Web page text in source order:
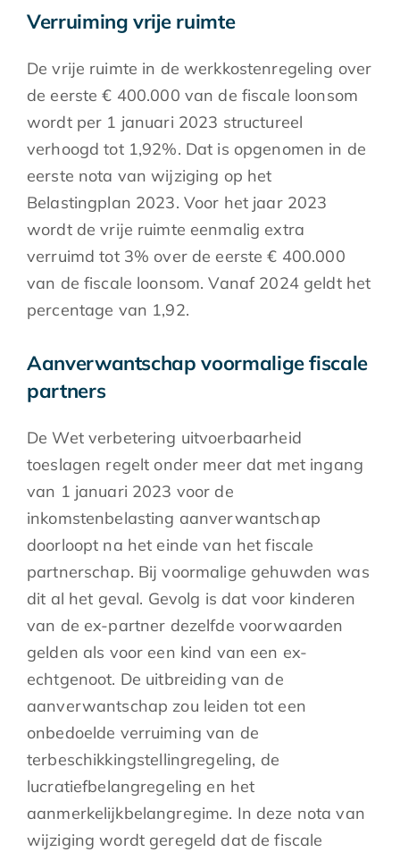
Verruiming vrije ruimte
De vrije ruimte in de werkkostenregeling over
de eerste € 400.000 van de fiscale loonsom
wordt per 1 januari 2023 structureel
verhoogd tot 1,92%. Dat is opgenomen in de
eerste nota van wijziging op het
Belastingplan 2023. Voor het jaar 2023
wordt de vrije ruimte eenmalig extra
verruimd tot 3% over de eerste € 400.000
van de fiscale loonsom. Vanaf 2024 geldt het
percentage van 1,92.
Aanverwantschap voormalige fiscale
partners
De Wet verbetering uitvoerbaarheid
toeslagen regelt onder meer dat met ingang
van 1 januari 2023 voor de
inkomstenbelasting aanverwantschap
doorloopt na het einde van het fiscale
partnerschap. Bij voormalige gehuwden was
dit al het geval. Gevolg is dat voor kinderen
van de ex-partner dezelfde voorwaarden
gelden als voor een kind van een ex-
echtgenoot. De uitbreiding van de
aanverwantschap zou leiden tot een
onbedoelde verruiming van de
terbeschikkingstellingregeling, de
lucratiefbelangregeling en het
aanmerkelijkbelangregime. In deze nota van
wijziging wordt geregeld dat de fiscale